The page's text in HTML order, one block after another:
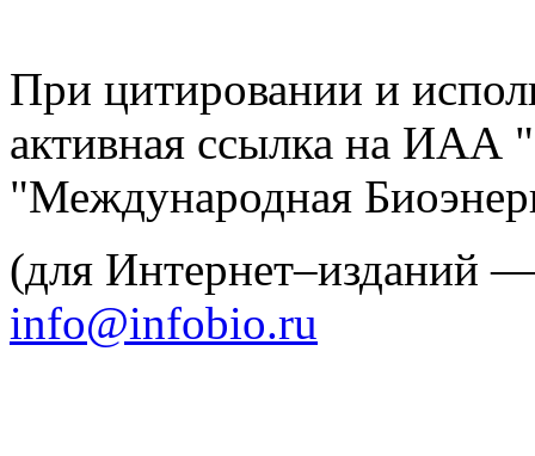
При цитировании и
активная ссылка на
"Международная
(для Интернет–изданий
info@infobio.ru